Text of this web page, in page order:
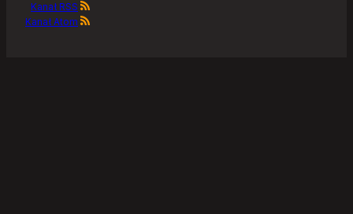
Kanał RSS
Kanał Atom